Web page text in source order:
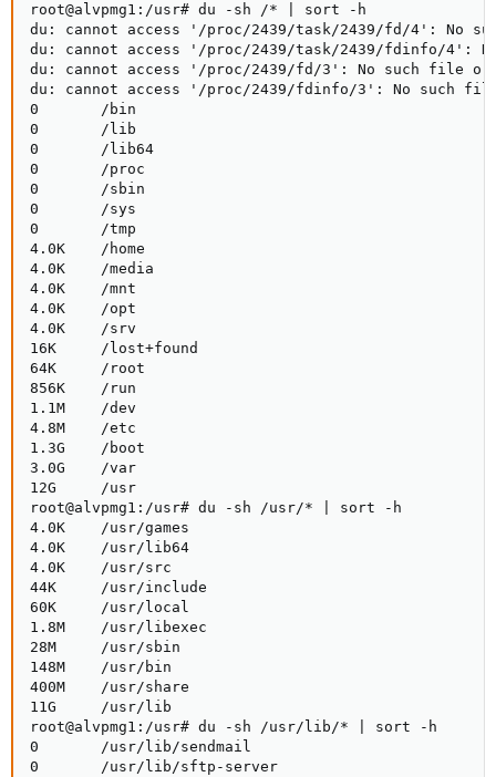
root@alvpmg1:/usr# du -sh /* | sort -h
du: cannot access '/proc/2439/task/2439/fd/4': No
du: cannot access '/proc/2439/task/2439/fdinfo/4':
du: cannot access '/proc/2439/fd/3': No such file
du: cannot access '/proc/2439/fdinfo/3': No such
0       /bin
0       /lib
0       /lib64
0       /proc
0       /sbin
0       /sys
0       /tmp
4.0K    /home
4.0K    /media
4.0K    /mnt
4.0K    /opt
4.0K    /srv
16K     /lost+found
64K     /root
856K    /run
1.1M    /dev
4.8M    /etc
1.3G    /boot
3.0G    /var
12G     /usr
root@alvpmg1:/usr# du -sh /usr/* | sort -h
4.0K    /usr/games
4.0K    /usr/lib64
4.0K    /usr/src
44K     /usr/include
60K     /usr/local
1.8M    /usr/libexec
28M     /usr/sbin
148M    /usr/bin
400M    /usr/share
11G     /usr/lib
root@alvpmg1:/usr# du -sh /usr/lib/* | sort -h
0       /usr/lib/sendmail
0       /usr/lib/sftp-server